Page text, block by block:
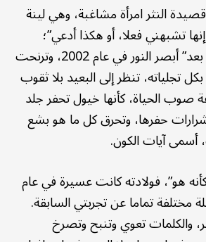
النثر امرأة مشاغبة، وهي لينة
تشبهني فعلا، أو هكذا أدعي”؛
فديواني البكر “ليس بعد” أبصر النور في عام 2002، وترنحت
تجلياته، تنظر إلى البعيد بلا ثقوب
الحياة، كأنها خيول تحفر جلد
حفرها، وتحرق كل ما هو بشع
أسمى آيات الكون.
هو”، فولادته كانت عسيرة في عام
مختلفة تماما عن تجربتي السابقة.
والكلمات تعوي وتنبح وتصرخ